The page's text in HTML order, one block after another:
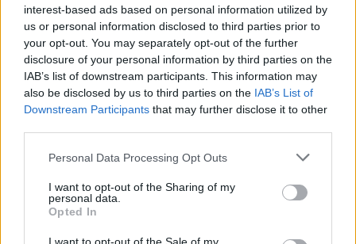
interest-based ads based on personal information utilized by
us or personal information disclosed to third parties prior to
your opt-out. You may separately opt-out of the further
disclosure of your personal information by third parties on the
IAB’s list of downstream participants. This information may
also be disclosed by us to third parties on the IAB’s List of
Downstream Participants that may further disclose it to other
Personal Data Processing Opt Outs
I want to opt-out of the Sharing of my
personal data.
Opted In
Αυξάνονται οι ενδείξεις για ζωή στον Άρη
01:30
Ειδικός λέει ποια φυτά να βάλεις στο μπαλκόνι σου το
καλοκαίρι
Βιολόγος: «Αυτό που προσελκύει τα κουνούπια δεν είναι
00:31
φλόγες (Βίντεο)